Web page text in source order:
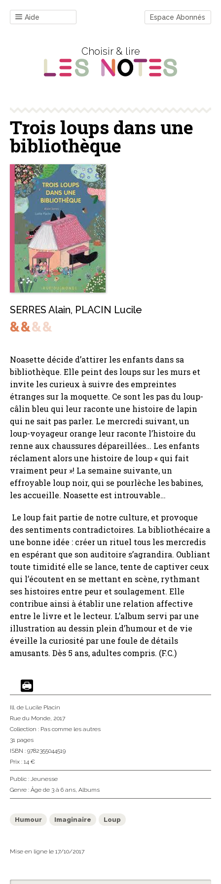
Aide Espace Abonnés
Choisir & lire
Trois loups dans une
bibliothèque
SERRES Alain, PLACIN Lucile
Noasette décide d’attirer les enfants dans sa
bibliothèque. Elle peint des loups sur les murs et
invite les curieux à suivre des empreintes
étranges sur la moquette. Ce sont les pas du loup-
câlin bleu qui leur raconte une histoire de lapin
qui ne sait pas parler. Le mercredi suivant, un
loup-voyageur orange leur raconte l’histoire du
renne aux chaussures dépareillées… Les enfants
réclament alors une histoire de loup « qui fait
vraiment peur »! La semaine suivante, un
effroyable loup noir, qui se pourlèche les babines,
les accueille. Noasette est introuvable…
Le loup fait partie de notre culture, et provoque
des sentiments contradictoires. La bibliothécaire a
une bonne idée : créer un rituel tous les mercredis
en espérant que son auditoire s’agrandira. Oubliant
toute timidité elle se lance, tente de captiver ceux
qui l’écoutent en se mettant en scène, rythmant
ses histoires entre peur et soulagement. Elle
contribue ainsi à établir une relation affective
entre le livre et le lecteur. L’album servi par une
illustration au dessin plein d’humour et de vie
éveille la curiosité par une foule de détails
amusants. Dès 5 ans, adultes compris. (F.C.)
Ill. de Lucile Placin
Rue du Monde, 2017
Collection : Pas comme les autres
31 pages
ISBN : 9782355044519
Prix : 14 €
Public : Jeunesse
Genre : Âge de 3 à 6 ans, Albums
Humour Imaginaire Loup
Mise en ligne le 17/10/2017